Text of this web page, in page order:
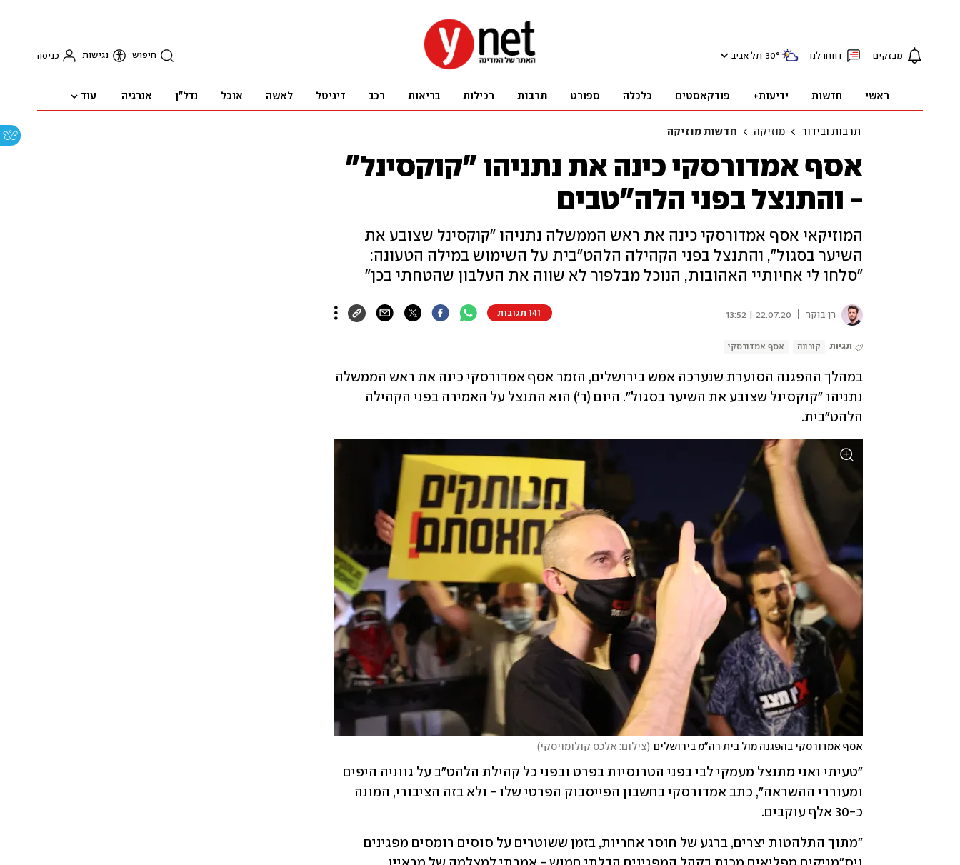
מבזקים דווחו לנו 30° תל אביב חיפוש נגישות כניסה
ראשי חדשות ידיעות+ פודקאסטים כלכלה ספורט תרבות רכילות בריאות רכב דיגיטל לאשה אוכל נדל"ן אנרגיה עוד
תרבות ובידור מוזיקה חדשות מוזיקה
אסף אמדורסקי כינה את נתניהו "קוקסינל"
- והתנצל בפני הלה"טבים
המוזיקאי אסף אמדורסקי כינה את ראש הממשלה נתניהו "קוקסינל שצובע את
השיער בסגול", והתנצל בפני הקהילה הלהט"בית על השימוש במילה הטעונה:
"סלחו לי אחיותיי האהובות, הנוכל מבלפור לא שווה את העלבון שהטחתי בכן"
רן בוקר 22.07.20 | 13:52 141 תגובות
תגיות קורונה אסף אמדורסקי
הלהט"בית.
אסף אמדורסקי בהפגנה מול בית רה"מ בירושלים (צילום: אלכס קולומויסקי)
כ-30 אלף עוקבים.